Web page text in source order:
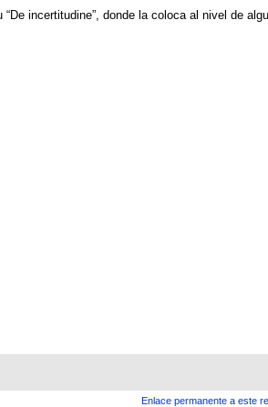
“De incertitudine”, donde la coloca al nivel de
Enlace permanente a este